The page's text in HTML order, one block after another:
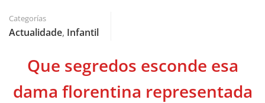
Categorías
Actualidade, Infantil
Que segredos esconde esa
dama florentina representada